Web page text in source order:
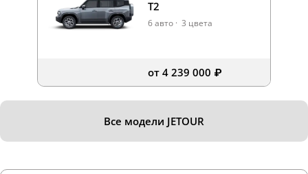
T2
6 авто · 3 цвета
от 4 239 000 ₽
Все модели JETOUR